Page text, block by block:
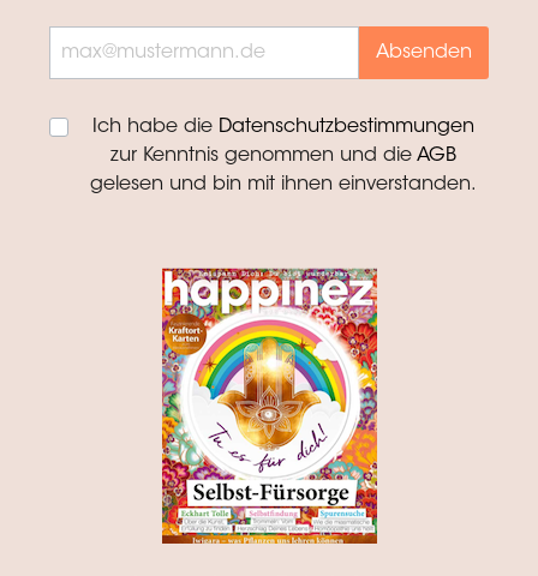
Absenden
Ich habe die Datenschutzbestimmungen
zur Kenntnis genommen und die AGB
gelesen und bin mit ihnen einverstanden.